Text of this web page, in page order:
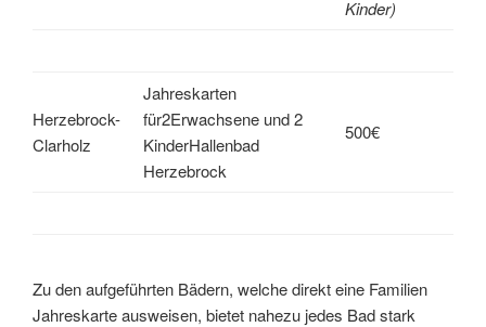
Kinder)
Herzebrock-
Clarholz
Jahreskarten
für2Erwachsene und 2
KinderHallenbad
Herzebrock
500€
Zu den aufgeführten Bädern, welche direkt eine Familien
Jahreskarte ausweisen, bietet nahezu jedes Bad stark